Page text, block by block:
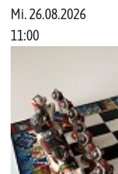
Mi. 26.08.2026
11:00